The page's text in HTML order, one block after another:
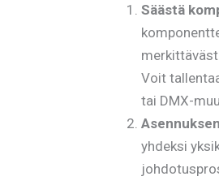
Säästä
Voit
tai DMX-
yhdeksi